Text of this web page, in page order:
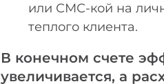
или СМС-кой на
теплого клиента.
В конечном счете
увеличивается, а